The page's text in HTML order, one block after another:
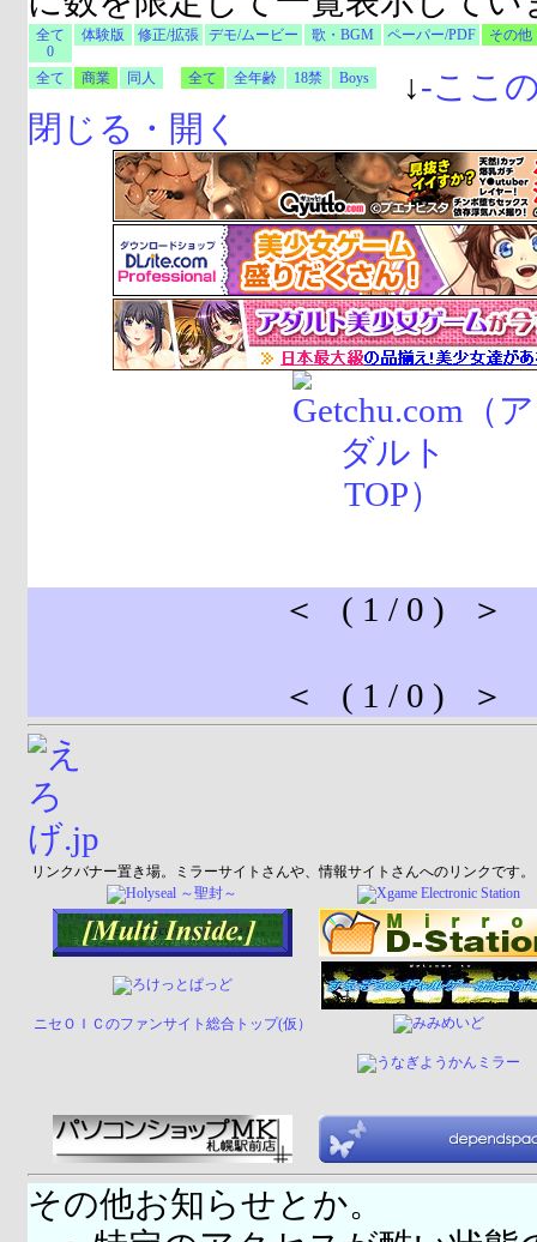
全て
0
体験版 修正/拡張 デモ/ムービー 歌・BGM ペーパー/PDF その他
全て 商業 同人 全て 全年齢 18禁 Boys ↓-ここ
閉じる・開く
＜ ( 1 / 0 ) ＞
＜ ( 1 / 0 ) ＞
リンクバナー置き場。ミラーサイトさんや、情報サイトさんへのリンクです。
ニセＯＩＣのファンサイト総合トップ(仮）
その他お知らせとか。